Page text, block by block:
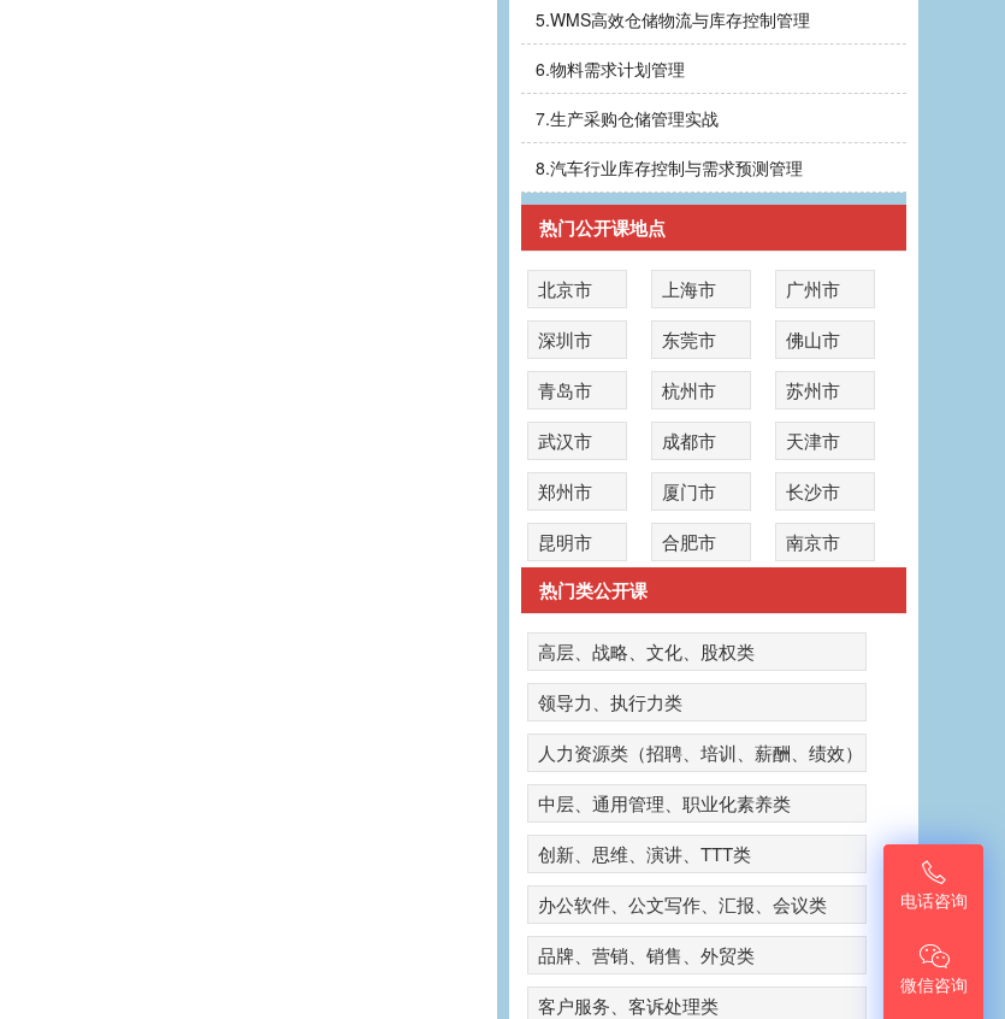
5.WMS高效仓储物流与库存控制管理
6.物料需求计划管理
7.生产采购仓储管理实战
8.汽车行业库存控制与需求预测管理
热门公开课地点
北京市 上海市
广州市
深圳市
东莞市
佛山市
青岛市
杭州市
苏州市
武汉市
成都市
天津市
郑州市
厦门市
长沙市
昆明市
合肥市 南京市
热门类公开课
高层、战略、文化、股权类
领导力、执行力类
人力资源类（招聘、培训、薪酬、绩效）
中层、通用管理、职业化素养类
创新、思维、演讲、TTT类
办公软件、公文写作、汇报、会议类
品牌、营销、销售、外贸类
客户服务、客诉处理类

电话咨询

微信咨询